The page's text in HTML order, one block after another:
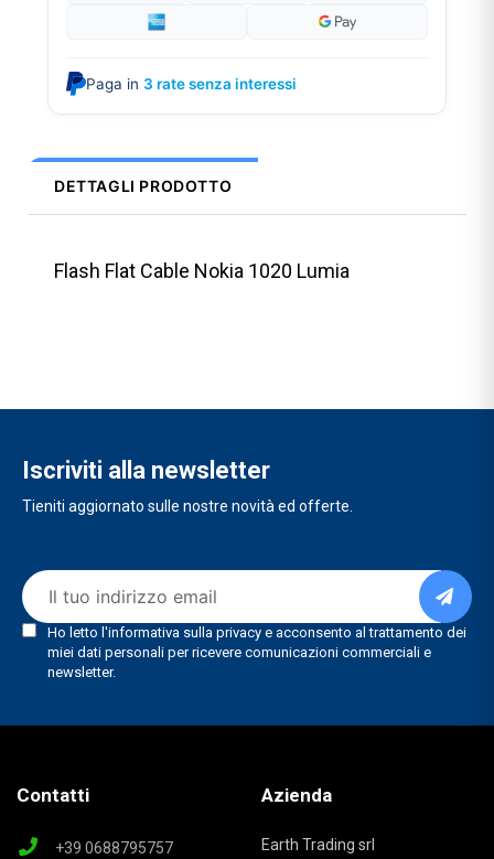
Paga in 3 rate senza interessi
DETTAGLI PRODOTTO
Flash Flat Cable Nokia 1020 Lumia
Iscriviti alla newsletter
Tieniti aggiornato sulle nostre novità ed offerte.
Contatti
+39 0688795757
Azienda
Earth Trading srl